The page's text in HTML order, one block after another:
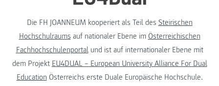
Die FH JOANNEUM kooperiert als Teil des Steirischen
Hochschulraums auf nationaler Ebene im Österreichischen
Fachhochschulenportalund ist auf internationaler Ebene mit
dem Projekt EU4DUAL – European University Alliance For Dual
Education Österreichs erste Duale Europäische Hochschule.